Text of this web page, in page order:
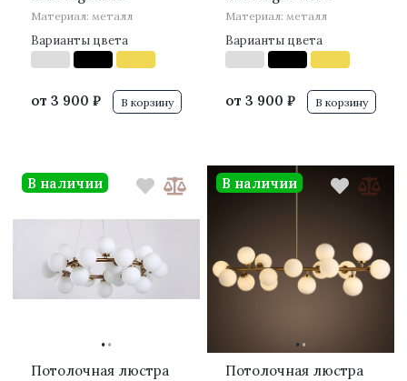
Материал: металл
Варианты цвета
от 3 900 ₽ В корзину
Материал: металл
Варианты цвета
от 3 900 ₽ В корзину
··
Потолочная люстра
В наличии
··
Потолочная люстра
В наличии